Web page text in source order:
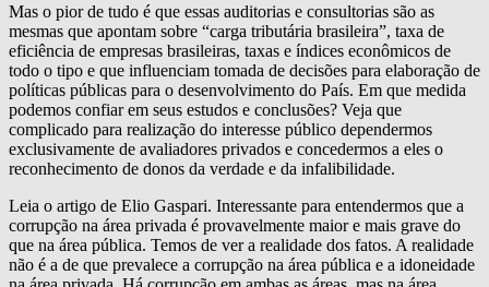
Mas o pior de tudo é que essas auditorias e consultorias são as
mesmas que apontam sobre “carga tributária brasileira”, taxa de
eficiência de empresas brasileiras, taxas e índices econômicos de
todo o tipo e que influenciam tomada de decisões para elaboração de
políticas públicas para o desenvolvimento do País. Em que medida
podemos confiar em seus estudos e conclusões? Veja que
complicado para realização do interesse público dependermos
exclusivamente de avaliadores privados e concedermos a eles o
reconhecimento de donos da verdade e da infalibilidade.
Leia o artigo de Elio Gaspari. Interessante para entendermos que a
corrupção na área privada é provavelmente maior e mais grave do
que na área pública. Temos de ver a realidade dos fatos. A realidade
não é a de que prevalece a corrupção na área pública e a idoneidade